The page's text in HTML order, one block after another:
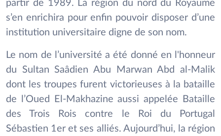
partir de 1989. La région du nord du Royaume
s’en enrichira pour enfin pouvoir disposer d’une
institution universitaire digne de son nom.
Le nom de l’université a été donné en l'honneur
du Sultan Saâdien Abu Marwan Abd al-Malik
dont les troupes furent victorieuses à la bataille
de l’Oued El-Makhazine aussi appelée Bataille
des Trois Rois contre le Roi du Portugal
Sébastien 1er et ses alliés. Aujourd’hui, la région